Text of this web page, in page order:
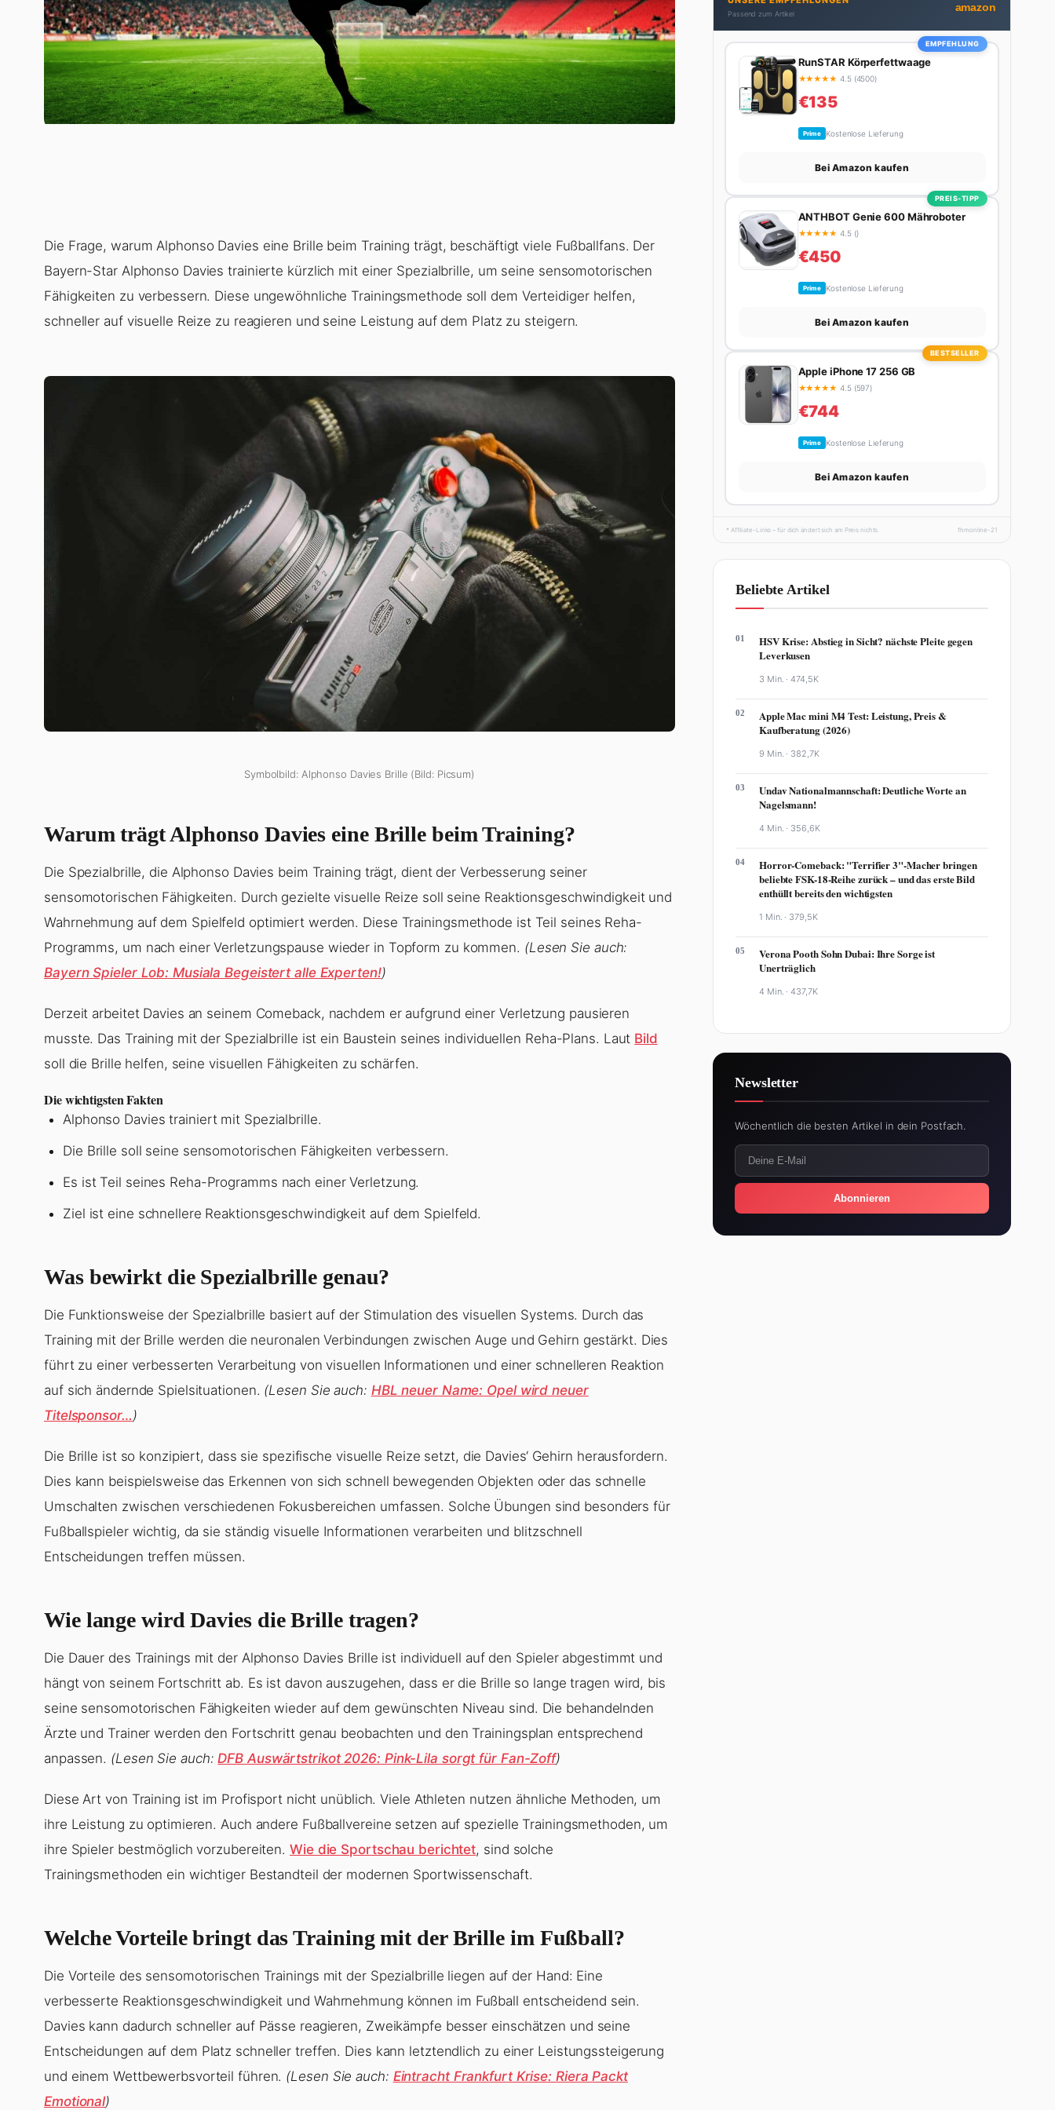
Die Frage, warum Alphonso Davies eine Brille beim Training trägt, beschäftigt viele Fußballfans. Der
Bayern-Star Alphonso Davies trainierte kürzlich mit einer Spezialbrille, um seine sensomotorischen
Fähigkeiten zu verbessern. Diese ungewöhnliche Trainingsmethode soll dem Verteidiger helfen,
schneller auf visuelle Reize zu reagieren und seine Leistung auf dem Platz zu steigern.
Symbolbild: Alphonso Davies Brille (Bild: Picsum)
Warum trägt Alphonso Davies eine Brille beim Training?
Die Spezialbrille, die Alphonso Davies beim Training trägt, dient der Verbesserung seiner
sensomotorischen Fähigkeiten. Durch gezielte visuelle Reize soll seine Reaktionsgeschwindigkeit und
Wahrnehmung auf dem Spielfeld optimiert werden. Diese Trainingsmethode ist Teil seines Reha-
Programms, um nach einer Verletzungspause wieder in Topform zu kommen. (Lesen Sie auch:
Bayern Spieler Lob: Musiala Begeistert alle Experten!)
Derzeit arbeitet Davies an seinem Comeback, nachdem er aufgrund einer Verletzung pausieren
musste. Das Training mit der Spezialbrille ist ein Baustein seines individuellen Reha-Plans. Laut Bild
soll die Brille helfen, seine visuellen Fähigkeiten zu schärfen.
Die wichtigsten Fakten
Alphonso Davies trainiert mit Spezialbrille.
Die Brille soll seine sensomotorischen Fähigkeiten verbessern.
Es ist Teil seines Reha-Programms nach einer Verletzung.
Ziel ist eine schnellere Reaktionsgeschwindigkeit auf dem Spielfeld.
Was bewirkt die Spezialbrille genau?
Die Funktionsweise der Spezialbrille basiert auf der Stimulation des visuellen Systems. Durch das
Training mit der Brille werden die neuronalen Verbindungen zwischen Auge und Gehirn gestärkt. Dies
führt zu einer verbesserten Verarbeitung von visuellen Informationen und einer schnelleren Reaktion
auf sich ändernde Spielsituationen. (Lesen Sie auch: HBL neuer Name: Opel wird neuer
Titelsponsor… )
Die Brille ist so konzipiert, dass sie spezifische visuelle Reize setzt, die Davies‘ Gehirn herausfordern.
Dies kann beispielsweise das Erkennen von sich schnell bewegenden Objekten oder das schnelle
Umschalten zwischen verschiedenen Fokusbereichen umfassen. Solche Übungen sind besonders für
Fußballspieler wichtig, da sie ständig visuelle Informationen verarbeiten und blitzschnell
Entscheidungen treffen müssen.
Wie lange wird Davies die Brille tragen?
Die Dauer des Trainings mit der Alphonso Davies Brille ist individuell auf den Spieler abgestimmt und
hängt von seinem Fortschritt ab. Es ist davon auszugehen, dass er die Brille so lange tragen wird, bis
seine sensomotorischen Fähigkeiten wieder auf dem gewünschten Niveau sind. Die behandelnden
Ärzte und Trainer werden den Fortschritt genau beobachten und den Trainingsplan entsprechend
anpassen. (Lesen Sie auch:DFB Auswärtstrikot 2026: Pink-Lila sorgt für Fan-Zoff)
Diese Art von Training ist im Profisport nicht unüblich. Viele Athleten nutzen ähnliche Methoden, um
ihre Leistung zu optimieren. Auch andere Fußballvereine setzen auf spezielle Trainingsmethoden, um
ihre Spieler bestmöglich vorzubereiten. Wie die Sportschau berichtet, sind solche
Trainingsmethoden ein wichtiger Bestandteil der modernen Sportwissenschaft.
Welche Vorteile bringt das Training mit der Brille im Fußball?
Die Vorteile des sensomotorischen Trainings mit der Spezialbrille liegen auf der Hand: Eine
verbesserte Reaktionsgeschwindigkeit und Wahrnehmung können im Fußball entscheidend sein.
Davies kann dadurch schneller auf Pässe reagieren, Zweikämpfe besser einschätzen und seine
Entscheidungen auf dem Platz schneller treffen. Dies kann letztendlich zu einer Leistungssteigerung
und einem Wettbewerbsvorteil führen. (Lesen Sie auch: Eintracht Frankfurt Krise: Riera Packt
Emotional)
Erfahrung – ihre Wohnung wurde schon zweimal in
Design-Blogs gefeatured.
Passend zum Artikel
amazon
EMPFEHLUNG
RunSTAR Körperfettwaage
★★★★★ 4.5 (4500)
€135
Prime Kostenlose Lieferung
Bei Amazon kaufen
PREIS-TIPP
ANTHBOT Genie 600 Mähroboter
★★★★★ 4.5 ()
€450
Prime Kostenlose Lieferung
Bei Amazon kaufen
BESTSELLER
Apple iPhone 17 256 GB
★★★★★ 4.5 (597)
€744
Prime Kostenlose Lieferung
Bei Amazon kaufen
* Affiliate-Links – für dich ändert sich am Preis nichts. fhmonline-21
Beliebte Artikel
01
HSV Krise: Abstieg in Sicht? nächste Pleite gegen
Leverkusen
3 Min. ·474,5K
02
Apple Mac mini M4 Test: Leistung, Preis &
Kaufberatung (2026)
9 Min. · 382,7K
03
Undav Nationalmannschaft: Deutliche Worte an
Nagelsmann!
4 Min. · 356,6K
04
Horror-Comeback: "Terrifier 3"-Macher bringen
beliebte FSK-18-Reihe zurück – und das erste Bild
enthüllt bereits den wichtigsten
1 Min. · 379,5K
05
Verona Pooth Sohn Dubai: Ihre Sorge ist
Unerträglich
4 Min. ·437,7K
Newsletter
Wöchentlich die besten Artikel in dein Postfach.
Abonnieren